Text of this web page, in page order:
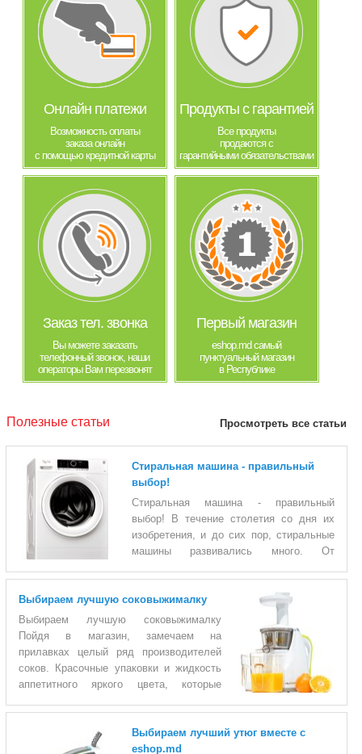
Онлайн платежи
Возможность оплаты
заказа онлайн
с помощью кредитной карты
Продукты с гарантией
Все продукты
продаются с
гарантийными обязательствами
Заказ тел. звонка
Вы можете заказать
телефонный звонок, наши
операторы Вам перезвонят
Первый магазин
eshop.md самый
пунктуальный магазин
в Республике
Просмотреть все статьи
Полезные статьи
Стиральная машина - правильный
выбор!
Стиральная машина - правильный
выбор! В течение столетия со дня их
изобретения, и до сих пор, стиральные
машины развивались много. От
панелей, которые обеспечивают одним касанием специальный
режим стирки для каждого качества ткани по отдельности, с
особым температурным режимом и отжимом. Стиральная
машина действительно стала важным устройством, которое
широко используется в каждом доме, и, хотя выбор такого
аксессуара, казалось бы, что-то простое, на самом деле это
очень сложный процесс с функциональной и конструктивной
Выбираем лучшую соковыжималку
Выбираем лучшую соковыжималку
Пойдя в магазин, замечаем на
прилавках целый ряд производителей
соков. Красочные упаковки и жидкость
аппетитного яркого цвета, которые
знают, что на данный момент производители растворяют сок с
водой, а также многочисленные химические добавки, которые
не делают ничего, кроме как сохранить в карманах
Выбираем лучший утюг вместе с
eshop.md